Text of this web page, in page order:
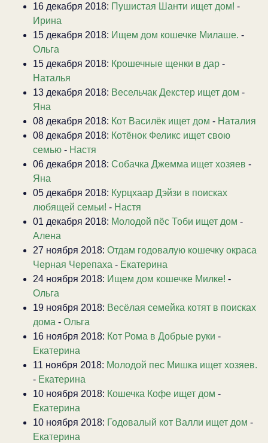
16 декабря 2018: Пушистая Шанти ищет дом! -
Ирина
15 декабря 2018: Ищем дом кошечке Милаше. -
Ольга
15 декабря 2018: Крошечные щенки в дар -
Наталья
13 декабря 2018: Весельчак Декстер ищет дом -
Яна
08 декабря 2018: Кот Василёк ищет дом - Наталия
08 декабря 2018: Котёнок Феликс ищет свою
семью - Настя
06 декабря 2018: Собачка Джемма ищет хозяев -
Яна
05 декабря 2018: Курцхаар Дэйзи в поисках
любящей семьи! - Настя
01 декабря 2018: Молодой пёс Тоби ищет дом -
Алена
27 ноября 2018: Отдам годовалую кошечку окраса
Черная Черепаха - Екатерина
24 ноября 2018: Ищем дом кошечке Милке! -
Ольга
19 ноября 2018: Весёлая семейка котят в поисках
дома - Ольга
16 ноября 2018: Кот Рома в Добрые руки -
Екатерина
11 ноября 2018: Молодой пес Мишка ищет хозяев.
- Екатерина
10 ноября 2018: Кошечка Кофе ищет дом -
Екатерина
10 ноября 2018: Годовалый кот Валли ищет дом -
Екатерина